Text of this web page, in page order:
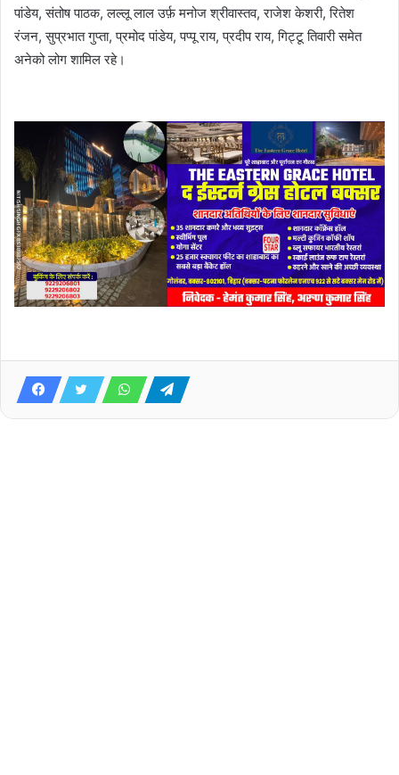
पांडेय, संतोष पाठक, लल्लू लाल उर्फ़ मनोज श्रीवास्तव, राजेश केशरी, रितेश
रंजन, सुप्रभात गुप्ता, प्रमोद पांडेय, पप्पू राय, प्रदीप राय, गिट्टू तिवारी समेत
अनेको लोग शामिल रहे।